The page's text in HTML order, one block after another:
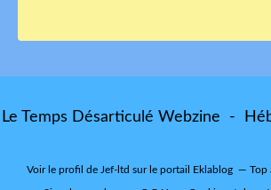
Le Temps Désarticulé Webzine -
Voir le profil de Jef-ltd sur le portail Eklablog Top